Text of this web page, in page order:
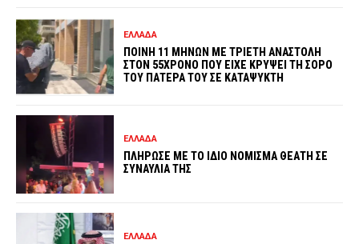
ΕΛΛΑΔΑ
ΠΟΙΝΗ 11 ΜΗΝΩΝ ΜΕ ΤΡΙΕΤΗ ΑΝΑΣΤΟΛΗ
ΣΤΟΝ 55ΧΡΟΝΟ ΠΟΥ ΕΙΧΕ ΚΡΥΨΕΙ ΤΗ ΣΟΡΟ
ΤΟΥ ΠΑΤΕΡΑ ΤΟΥ ΣΕ ΚΑΤΑΨΥΚΤΗ
ΕΛΛΑΔΑ
ΠΛΗΡΩΣΕ ΜΕ ΤΟ ΙΔΙΟ ΝΟΜΙΣΜΑ ΘΕΑΤΗ ΣΕ
ΣΥΝΑΥΛΙΑ ΤΗΣ
ΕΛΛΑΔΑ